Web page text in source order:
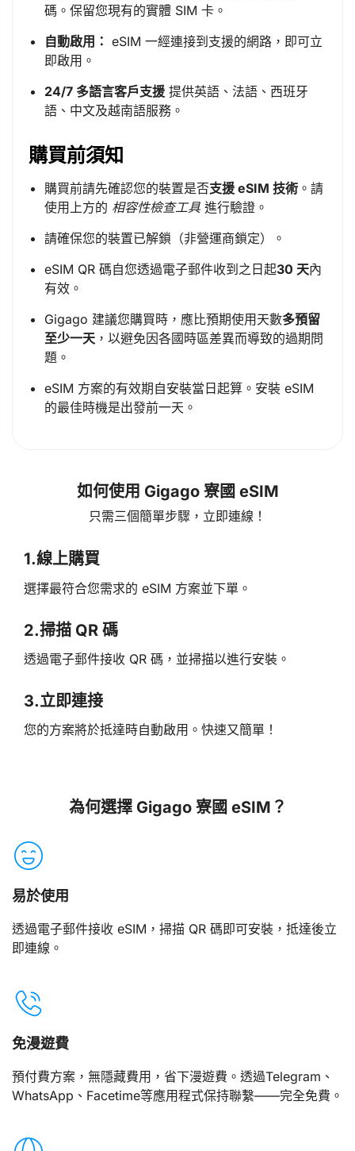
碼。保留您現有的實體 SIM 卡。
自動啟用： eSIM 一經連接到支援的網路，即可立
即啟用。
24/7 多語言客戶支援 提供英語、法語、西班牙
語、中文及越南語服務。
購買前須知
購買前請先確認您的裝置是否支援 eSIM 技術 。請
使用上方的 相容性檢查工具 進行驗證。
請確保您的裝置已解鎖（非營運商鎖定）。
eSIM QR 碼自您透過電子郵件收到之日起30 天內
有效。
Gigago 建議您購買時，應比預期使用天數多預留
至少一天 ，以避免因各國時區差異而導致的過期問
題。
eSIM 方案的有效期自安裝當日起算。安裝 eSIM
的最佳時機是出發前一天。
如何使用 Gigago 寮國 eSIM
只需三個簡單步驟，立即連線！
1.線上購買
選擇最符合您需求的 eSIM 方案並下單。
2.掃描 QR 碼
透過電子郵件接收 QR 碼，並掃描以進行安裝。
3.立即連接
您的方案將於抵達時自動啟用。快速又簡單！
為何選擇 Gigago 寮國 eSIM？
易於使用
透過電子郵件接收 eSIM，掃描 QR 碼即可安裝，抵達後立
即連線。
免漫遊費
預付費方案，無隱藏費用，省下漫遊費。透過Telegram、
WhatsApp、Facetime等應用程式保持聯繫——完全免費。